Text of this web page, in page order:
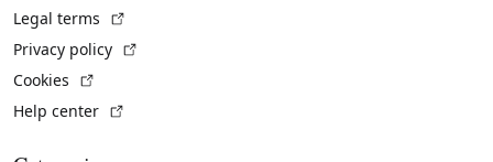
Legal terms
Privacy policy
Cookies
Help center